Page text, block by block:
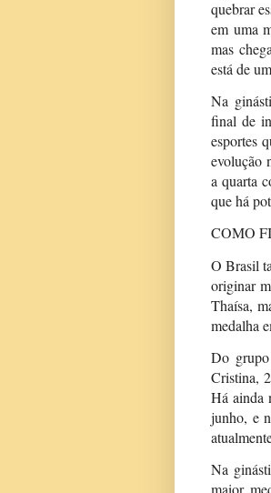
quebrar
em uma
mas
está de
Na
final de
esportes
evolução
a quarta
que há
COMO
O Brasil
originar
Thaísa,
medalha
Do
Cristina,
Há ainda
junho, e
Na
maior